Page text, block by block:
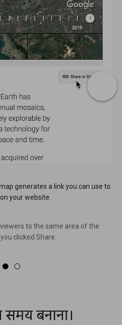
generates a link you can use to
your website.
to the same area of the
clicked Share.
बनाना।